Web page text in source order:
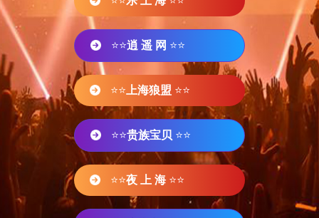
⭐⭐逍 遥 网 ⭐⭐
⭐⭐ 上海狼盟 ⭐⭐
⭐⭐贵族宝贝 ⭐⭐
⭐⭐夜 上 海 ⭐⭐